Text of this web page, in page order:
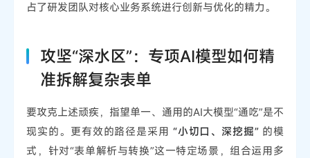
占了研发团队对核心业务系统进行创新与优化的精力。
攻坚“深水区”：专项AI模型如何精
准拆解复杂表单
要攻克上述顽疾，指望单一、通用的AI大模型“通吃”是不
现实的。更有效的路径是采用 “小切口、深挖掘”的模
式，针对“表单解析与转换”这一特定场景，组合运用多